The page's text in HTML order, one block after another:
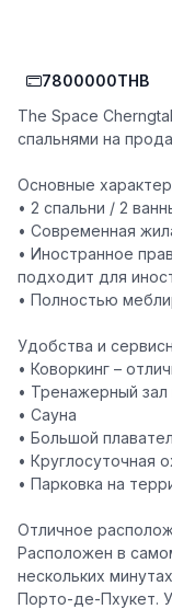
7800000THB
The Space
спальнями на
Основные
• 2 спальни / 2
• Современная
• Иностранное
подходит для
• Полностью
Удобства и
• Коворкинг –
• Тренажерный
• Сауна
• Большой
• Круглосуточная
• Парковка на
Отличное
Расположен в
нескольких
Порто-де-Пхукет.